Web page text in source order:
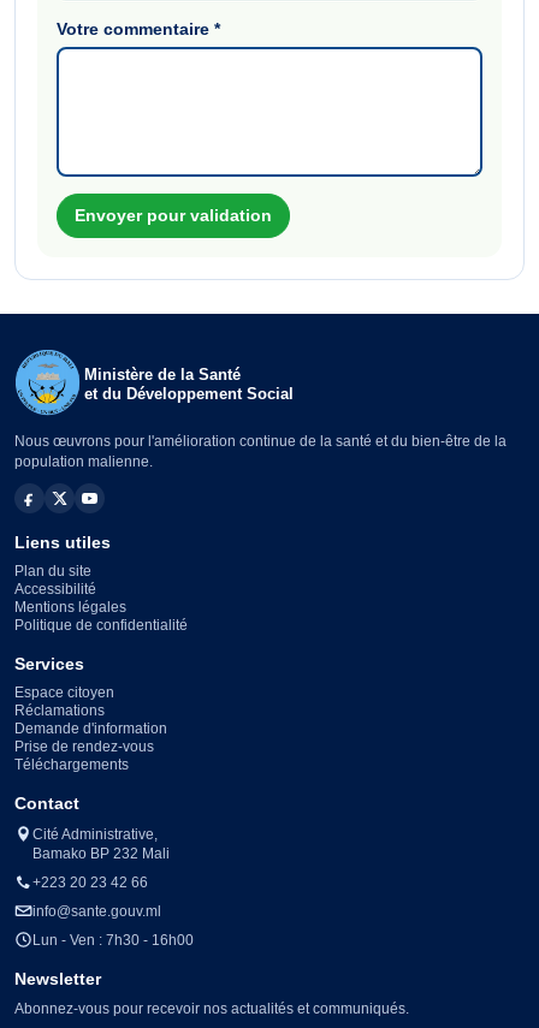
Votre commentaire*
Envoyer pour validation
Ministère de la Santé
et du Développement Social
Nous œuvrons pour l'amélioration continue de la santé et du bien-être de la
population malienne.
Liens utiles
Plan du site
Accessibilité
Mentions légales
Politique de confidentialité
Services
Espace citoyen
Réclamations
Demande d'information
Prise de rendez-vous
Téléchargements
Contact
Cité Administrative,
Bamako BP 232 Mali
+223 20 23 42 66
info@sante.gouv.ml
Lun - Ven : 7h30 - 16h00
Newsletter
Abonnez-vous pour recevoir nos actualités et communiqués.